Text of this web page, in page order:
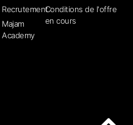
Conditions de l'offre
en cours
Recrutement
Majam
Academy